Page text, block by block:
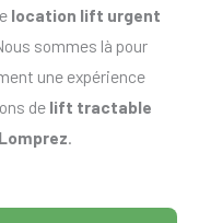
location lift urgent
sommes là pour
une expérience
de lift tractable
.